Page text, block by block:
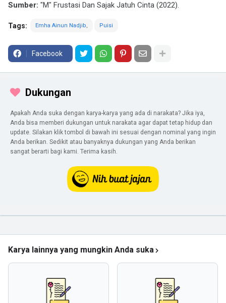
Sumber: "M" Frustasi Dan Sajak Jatuh Cinta (2022).
Tags: Emha Ainun Nadjib Puisi
Facebook
Dukungan
Apakah Anda suka dengan karya-karya yang ada di narakata? Jika iya,
Anda bisa memberi dukungan untuk narakata agar dapat tetap hidup dan
update. Silakan klik tombol di bawah ini sesuai dengan nominal yang ingin
Anda berikan. Sedikit atau banyaknya dukungan yang Anda berikan
sangat berarti bagi kami. Terima kasih.
Karya lainnya yang mungkin Anda suka